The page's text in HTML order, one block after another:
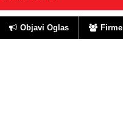
Objavi Oglas Firme